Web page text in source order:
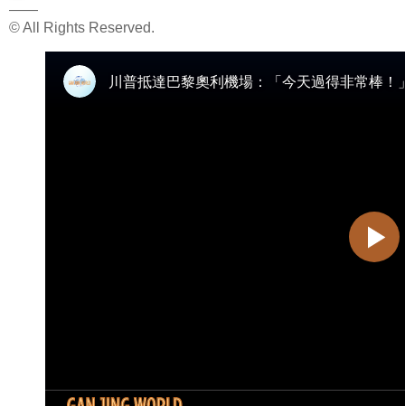
——
© All Rights Reserved.